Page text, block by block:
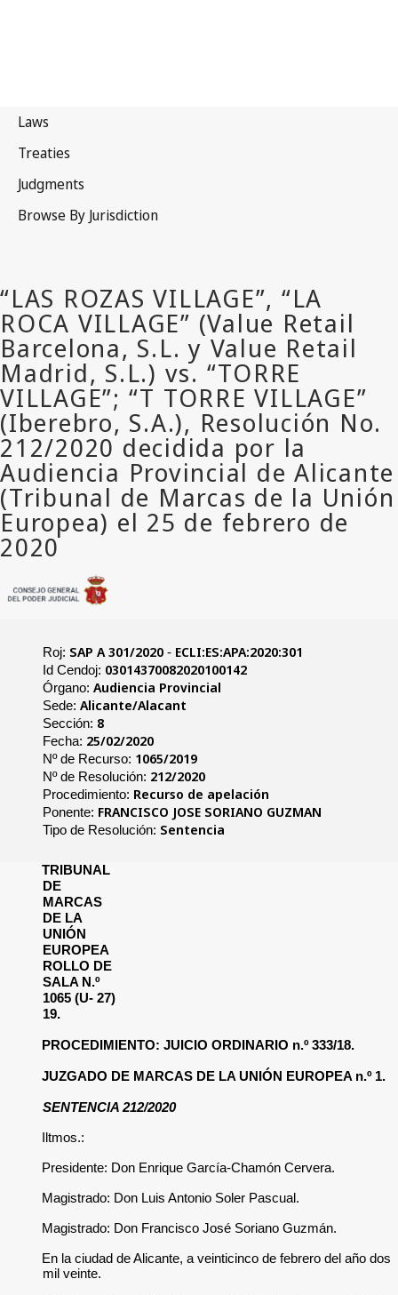
Roj: SAP A 301/2020- ECLI:ES:APA:2020:301
Id Cendoj: 03014370082020100142
Órgano: Audiencia Provincial
Sede: Alicante/Alacant
Sección: 8
Fecha: 25/02/2020
Nº de Recurso: 1065/2019
Nº de Resolución: 212/2020
Procedimiento: Recurso de apelación
Ponente: FRANCISCO JOSE SORIANO GUZMAN
Tipo de Resolución: Sentencia
TRIBUNAL
DE
MARCAS
DE LA
UNIÓN
EUROPEA
ROLLO DE
SALA N.º
1065 (U- 27)
19.
PROCEDIMIENTO: JUICIO ORDINARIO n.º 333/18.
JUZGADO DE MARCAS DE LA UNIÓN EUROPEA n.º 1.
SENTENCIA 212/2020
Iltmos.:
Presidente: Don Enrique García-Chamón Cervera.
Magistrado: Don Luis Antonio Soler Pascual.
Magistrado: Don Francisco José Soriano Guzmán.
En la ciudad de Alicante, a veinticinco de febrero del año dos
mil veinte.